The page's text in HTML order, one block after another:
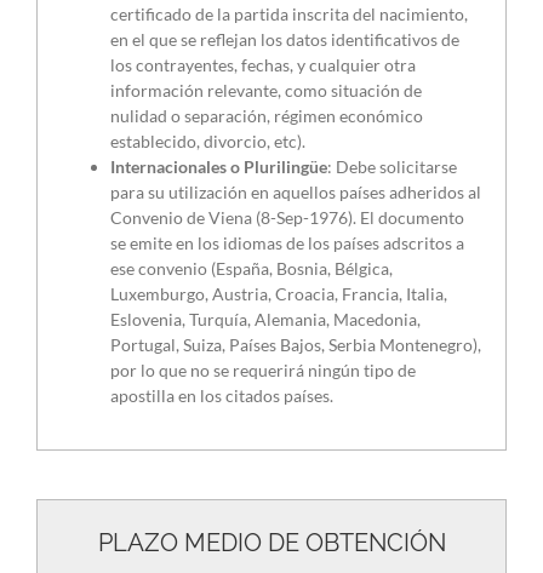
certificado de la partida inscrita del nacimiento,
en el que se reflejan los datos identificativos de
los contrayentes, fechas, y cualquier otra
información relevante, como situación de
nulidad o separación, régimen económico
establecido, divorcio, etc).
Internacionales o Plurilingüe: Debe solicitarse
para su utilización en aquellos países adheridos al
Convenio de Viena (8-Sep-1976). El documento
se emite en los idiomas de los países adscritos a
ese convenio (España, Bosnia, Bélgica,
Luxemburgo, Austria, Croacia, Francia, Italia,
Eslovenia, Turquía, Alemania, Macedonia,
Portugal, Suiza, Países Bajos, Serbia Montenegro),
por lo que no se requerirá ningún tipo de
apostilla en los citados países.
PLAZO MEDIO DE OBTENCIÓN